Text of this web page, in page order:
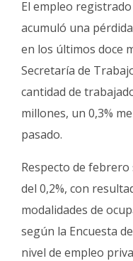
Fúnebres
El empleo
acumuló una
en los últimos doce
Secretaría de
cantidad de
millones, un 0,3%
pasado.
Respecto de
del 0,2%, con
modalidades de
según la Encuesta
nivel de empleo